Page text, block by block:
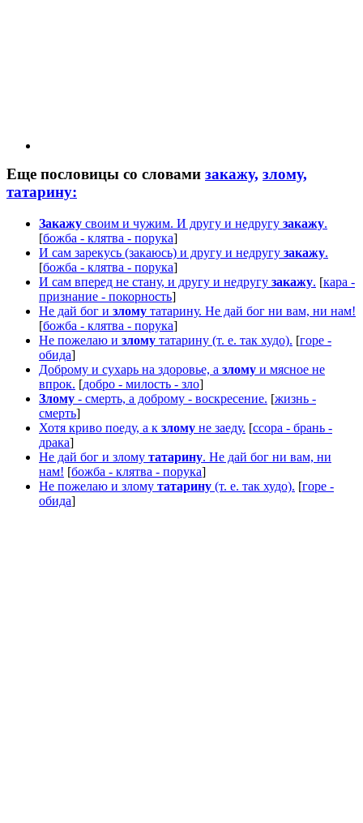
Еще пословицы со словами закажу, злому,
татарину:
Закажу своим и чужим. И другу и недругу закажу.
[божба - клятва - порука]
И сам зарекусь (закаюсь) и другу и недругу закажу.
[божба - клятва - порука]
И сам вперед не стану, и другу и недругу закажу. [кара -
признание - покорность]
Не дай бог и злому татарину. Не дай бог ни вам, ни нам!
[божба - клятва - порука]
Не пожелаю и злому татарину (т. е. так худо). [горе -
обида]
Доброму и сухарь на здоровье, а злому и мясное не
впрок. [добро - милость - зло]
Злому - смерть, а доброму - воскресение. [жизнь -
смерть]
Хотя криво поеду, а к злому не заеду. [ссора - брань -
драка]
Не дай бог и злому татарину. Не дай бог ни вам, ни
нам! [божба - клятва - порука]
Не пожелаю и злому татарину (т. е. так худо). [горе -
обида]